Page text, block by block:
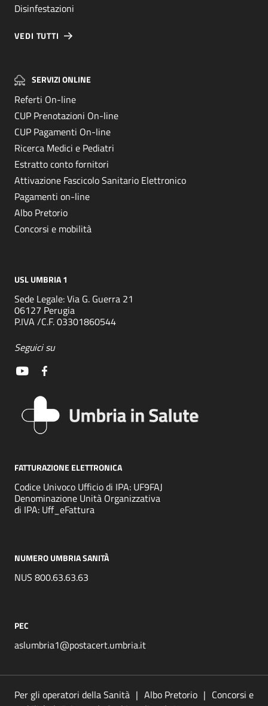
Disinfestazioni
VEDI TUTTI
SERVIZI ONLINE
Referti On-line
CUP Prenotazioni On-line
CUP Pagamenti On-line
Ricerca Medici e Pediatri
Estratto conto fornitori
Attivazione Fascicolo Sanitario Elettronico
Pagamenti on-line
Albo Pretorio
Concorsi e mobilità
USL UMBRIA 1
Sede Legale: Via G. Guerra 21
06127 Perugia
P.IVA /C.F. 03301860544
Seguici su
FATTURAZIONE ELETTRONICA
Codice Univoco Ufficio di IPA: UF9FAJ
Denominazione Unità Organizzativa
di IPA: Uff_eFattura
NUMERO UMBRIA SANITÀ
NUS 800.63.63.63
PEC
aslumbria1@postacert.umbria.it
Per gli operatori della Sanità Albo Pretorio
Concorsi e